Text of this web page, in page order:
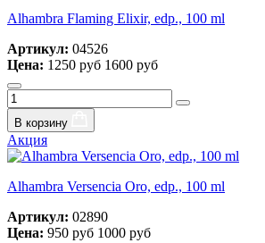
Alhambra Flaming Elixir, edp., 100 ml
Артикул: 04526
Цена: 1250 руб 1600 руб
В корзину
Акция
Alhambra Versencia Oro, edp., 100 ml
Артикул: 02890
Цена: 950 руб 1000 руб